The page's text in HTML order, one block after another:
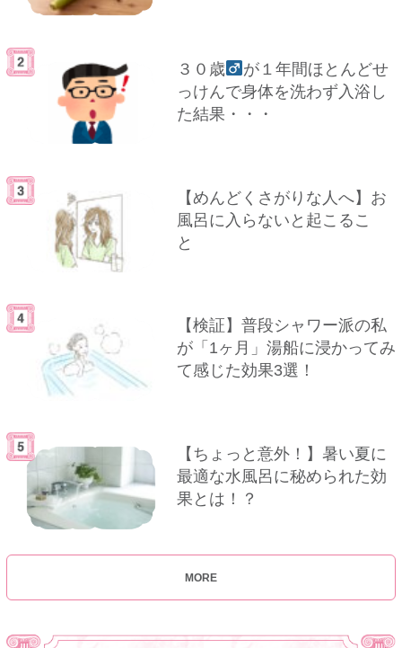
３０歳
が１年間ほとんどせ
っけんで身体を洗わず入浴し
た結果・・・
【めんどくさがりな人へ】お
風呂に入らないと起こるこ
と
【検証】普段シャワー派の私
が「1ヶ月」湯船に浸かってみ
て感じた効果3選！
【ちょっと意外！】暑い夏に
最適な水風呂に秘められた効
果とは！？
MORE